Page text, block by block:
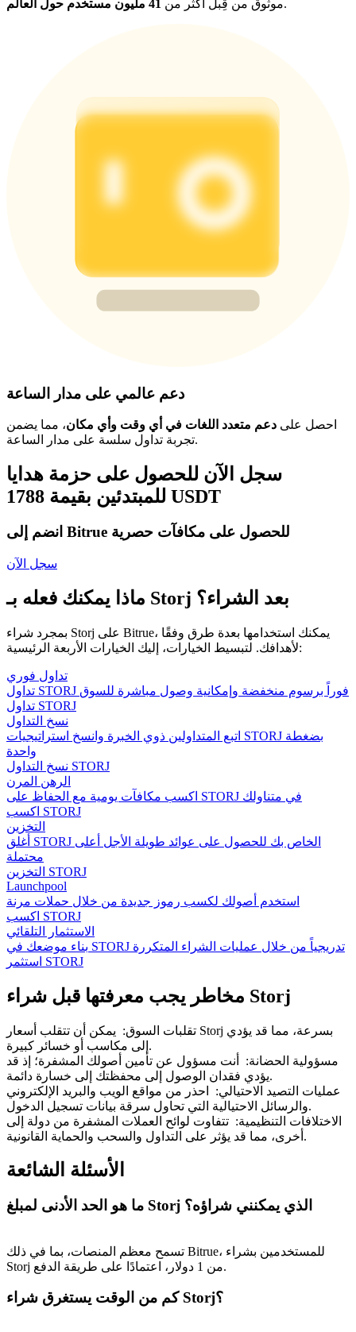
موثوق من قِبل أكثر من 41 مليون مستخدم حول العالم .
دعم عالمي على مدار الساعة
احصل على دعم متعدد اللغات في أي وقت وأي مكان، مما يضمن
تجربة تداول سلسة على مدار الساعة.
سجل الآن للحصول على حزمة هدايا
للمبتدئين بقيمة 1788 USDT
انضم إلى Bitrue للحصول على مكافآت حصرية
سجل الآن
ماذا يمكنك فعله بـ Storj بعد الشراء؟
بمجرد شراء Storj على Bitrue، يمكنك استخدامها بعدة طرق وفقًا
لأهدافك. لتبسيط الخيارات، إليك الخيارات الأربعة الرئيسية:
تداول فوري
تداول STORJ فوراً برسوم منخفضة وإمكانية وصول مباشرة للسوق
تداول STORJ
نسخ التداول
اتبع المتداولين ذوي الخبرة وانسخ استراتيجيات STORJ بضغطة
واحدة
نسخ التداول STORJ
الرهن المرن
اكسب مكافآت يومية مع الحفاظ على STORJ في متناولك
اكسب STORJ
التخزين
أغلق STORJ الخاص بك للحصول على عوائد طويلة الأجل أعلى
محتملة
التخزين STORJ
Launchpool
استخدم أصولك لكسب رموز جديدة من خلال حملات مرنة
اكسب STORJ
الاستثمار التلقائي
بناء موضعك في STORJ تدريجياً من خلال عمليات الشراء المتكررة
استثمر STORJ
مخاطر يجب معرفتها قبل شراء Storj
تقلبات السوق: يمكن أن تتقلب أسعار Storj بسرعة، مما قد يؤدي
إلى مكاسب أو خسائر كبيرة.
مسؤولية الحضانة:
أنت مسؤول عن تأمين أصولك المشفرة؛ إذ قد
يؤدي فقدان الوصول إلى محفظتك إلى خسارة دائمة.
عمليات التصيد الاحتيالي:
احذر من مواقع الويب والبريد الإلكتروني
والرسائل الاحتيالية التي تحاول سرقة بيانات تسجيل الدخول.
الاختلافات التنظيمية: تتفاوت لوائح العملات المشفرة من دولة إلى
أخرى، مما قد يؤثر على التداول والسحب والحماية القانونية.
الأسئلة الشائعة
ما هو الحد الأدنى لمبلغ Storj الذي يمكنني شراؤه؟
تسمح معظم المنصات، بما في ذلك Bitrue، للمستخدمين بشراء
Storj من 1 دولار، اعتمادًا على طريقة الدفع.
كم من الوقت يستغرق شراء Storj؟